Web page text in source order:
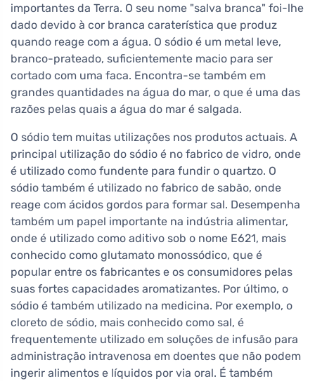
importantes da Terra. O seu nome "salva branca" foi-lhe
dado devido à cor branca caraterística que produz
quando reage com a água. O sódio é um metal leve,
branco-prateado, suficientemente macio para ser
cortado com uma faca. Encontra-se também em
grandes quantidades na água do mar, o que é uma das
razões pelas quais a água do mar é salgada.
O sódio tem muitas utilizações nos produtos actuais. A
principal utilização do sódio é no fabrico de vidro, onde
é utilizado como fundente para fundir o quartzo. O
sódio também é utilizado no fabrico de sabão, onde
reage com ácidos gordos para formar sal. Desempenha
também um papel importante na indústria alimentar,
onde é utilizado como aditivo sob o nome E621, mais
conhecido como glutamato monossódico, que é
popular entre os fabricantes e os consumidores pelas
suas fortes capacidades aromatizantes. Por último, o
sódio é também utilizado na medicina. Por exemplo, o
cloreto de sódio, mais conhecido como sal, é
frequentemente utilizado em soluções de infusão para
administração intravenosa em doentes que não podem
ingerir alimentos e líquidos por via oral. É também